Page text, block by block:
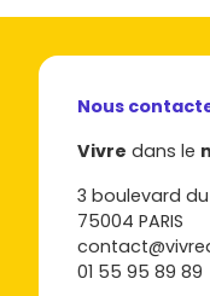
Nous
Vivre dans le
3 boulevard
75004 PARIS
01 55 95 89 89